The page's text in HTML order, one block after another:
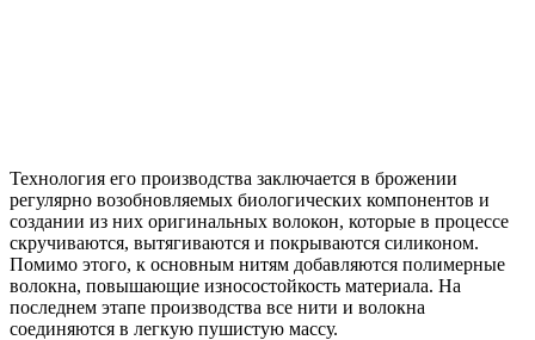
Технология его производства заключается в брожении
регулярно возобновляемых биологических компонентов и
создании из них оригинальных волокон, которые в процессе
скручиваются, вытягиваются и покрываются силиконом.
Помимо этого, к основным нитям добавляются полимерные
волокна, повышающие износостойкость материала. На
последнем этапе производства все нити и волокна
соединяются в легкую пушистую массу.